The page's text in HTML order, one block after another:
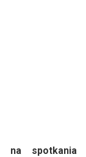
na spotkania